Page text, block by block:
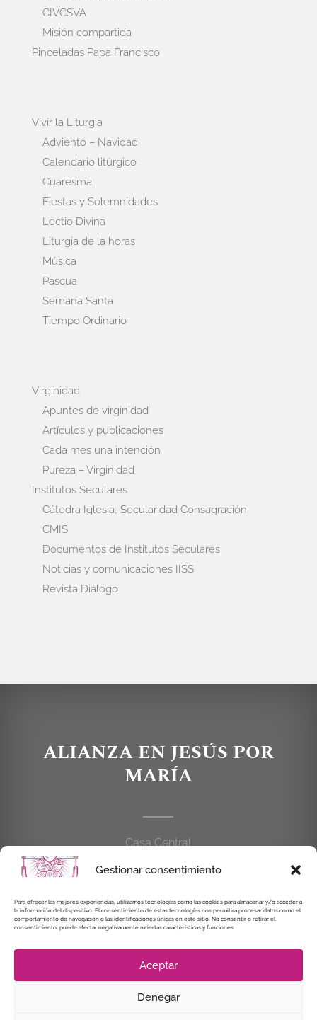
Gestionar consentimiento
Para ofrecer las mejores experiencias, utilizamos tecnologías como las cookies para almacenar y/o acceder a
la información del dispositivo. El consentimiento de estas tecnologías nos permitirá procesar datos como el
comportamiento de navegación o las identificaciones únicas en este sitio. No consentir o retirar el
consentimiento, puede afectar negativamente a ciertas características y funciones.
Aceptar
Denegar
CIVCSVA
Misión compartida
Pinceladas Papa Francisco
Vivir la Liturgia
Adviento – Navidad
Calendario litúrgico
Cuaresma
Fiestas y Solemnidades
Lectio Divina
Liturgia de la horas
Música
Pascua
Semana Santa
Tiempo Ordinario
Virginidad
Apuntes de virginidad
Artículos y publicaciones
Cada mes una intención
Pureza – Virginidad
Institutos Seculares
Cátedra Iglesia, Secularidad Consagración
CMIS
Documentos de Institutos Seculares
Noticias y comunicaciones IISS
Revista Diálogo
ALIANZA EN JESÚS POR
MARÍA
Casa Central
C/Cardenal Cisneros, 55
914 462 114
alianzaenjesuspormaria@gmail.com